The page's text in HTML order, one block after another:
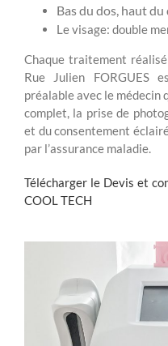
Bas du dos, haut
Le visage: double
Chaque traitement
Rue Julien FORGUES
préalable avec le médecin
complet, la prise de
et du consentement
par l’assurance maladie.
Télécharger le Devis et
COOL TECH